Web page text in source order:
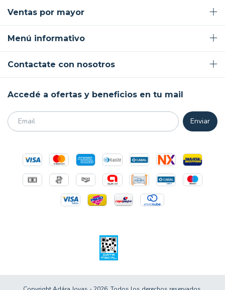
Ventas por mayor
Menú informativo
Contactate con nosotros
Accedé a ofertas y beneficios en tu mail